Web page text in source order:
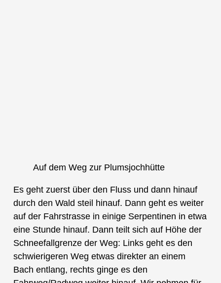
Auf dem Weg zur Plumsjochhütte
Es geht zuerst über den Fluss und dann hinauf
durch den Wald steil hinauf. Dann geht es weiter
auf der Fahrstrasse in einige Serpentinen in etwa
eine Stunde hinauf. Dann teilt sich auf Höhe der
Schneefallgrenze der Weg: Links geht es den
schwierigeren Weg etwas direkter an einem
Bach entlang, rechts ginge es den